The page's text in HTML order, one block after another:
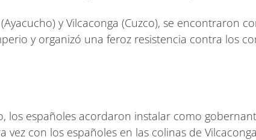
y Vilcaconga (Cuzco), se encontraron
y organizó una feroz resistencia contra los
los españoles acordaron instalar como
con los españoles en las colinas de